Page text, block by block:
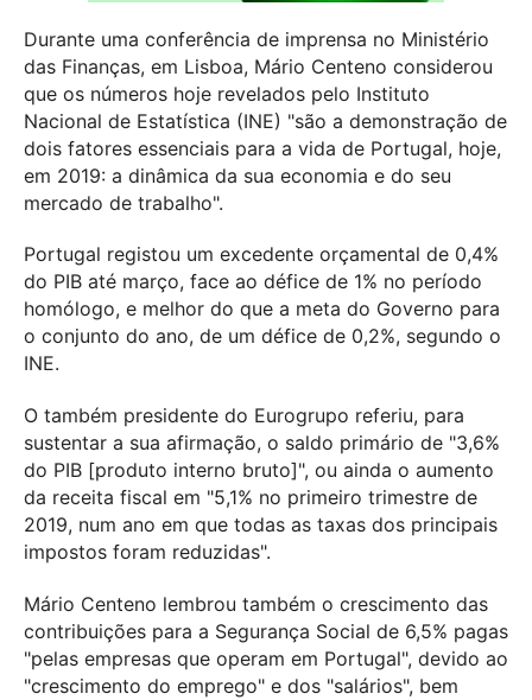
Durante uma conferência de imprensa no Ministério
das Finanças, em Lisboa, Mário Centeno considerou
que os números hoje revelados pelo Instituto
Nacional de Estatística (INE) "são a demonstração de
dois fatores essenciais para a vida de Portugal, hoje,
em 2019: a dinâmica da sua economia e do seu
mercado de trabalho".
Portugal registou um excedente orçamental de 0,4%
do PIB até março, face ao défice de 1% no período
homólogo, e melhor do que a meta do Governo para
o conjunto do ano, de um défice de 0,2%, segundo o
INE.
O também presidente do Eurogrupo referiu, para
sustentar a sua afirmação, o saldo primário de "3,6%
do PIB [produto interno bruto]", ou ainda o aumento
da receita fiscal em "5,1% no primeiro trimestre de
2019, num ano em que todas as taxas dos principais
impostos foram reduzidas".
Mário Centeno lembrou também o crescimento das
contribuições para a Segurança Social de 6,5% pagas
"pelas empresas que operam em Portugal", devido ao
"crescimento do emprego" e dos "salários", bem